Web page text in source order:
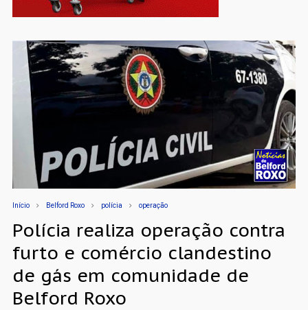
Início Belford Roxo polícia operação
Polícia realiza operação contra
furto e comércio clandestino
de gás em comunidade de
Belford Roxo